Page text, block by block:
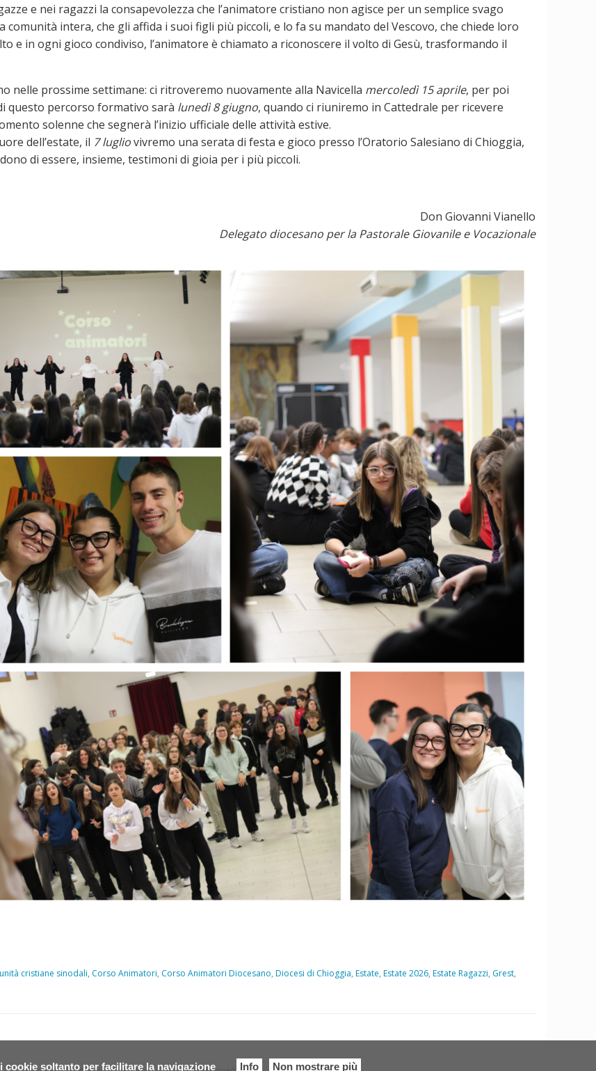
cookie soltanto per facilitare la navigazione Info Non mostrare più
e nei ragazzi la consapevolezza che l’animatore cristiano non agisce per un semplice svago
intera, che gli affida i suoi figli più piccoli, e lo fa su mandato del Vescovo, che chiede loro
e in ogni gioco condiviso, l’animatore è chiamato a riconoscere il volto di Gesù, trasformando il
nelle prossime settimane: ci ritroveremo nuovamente alla Navicella mercoledì 15 aprile, per poi
questo percorso formativo sarà lunedì 8 giugno, quando ci riuniremo in Cattedrale per ricevere
solenne che segnerà l’inizio ufficiale delle attività estive.
dell’estate, il 7 lugliovivremo una serata di festa e gioco presso l’Oratorio Salesiano di Chioggia,
di essere, insieme, testimoni di gioia per i più piccoli.
Don Giovanni Vianello
Delegato diocesano per la Pastorale Giovanile e Vocazionale
cristiane sinodali, Corso Animatori, Corso Animatori Diocesano, Diocesi di Chioggia, Estate, Estate 2026, Estate Ragazzi, Grest,